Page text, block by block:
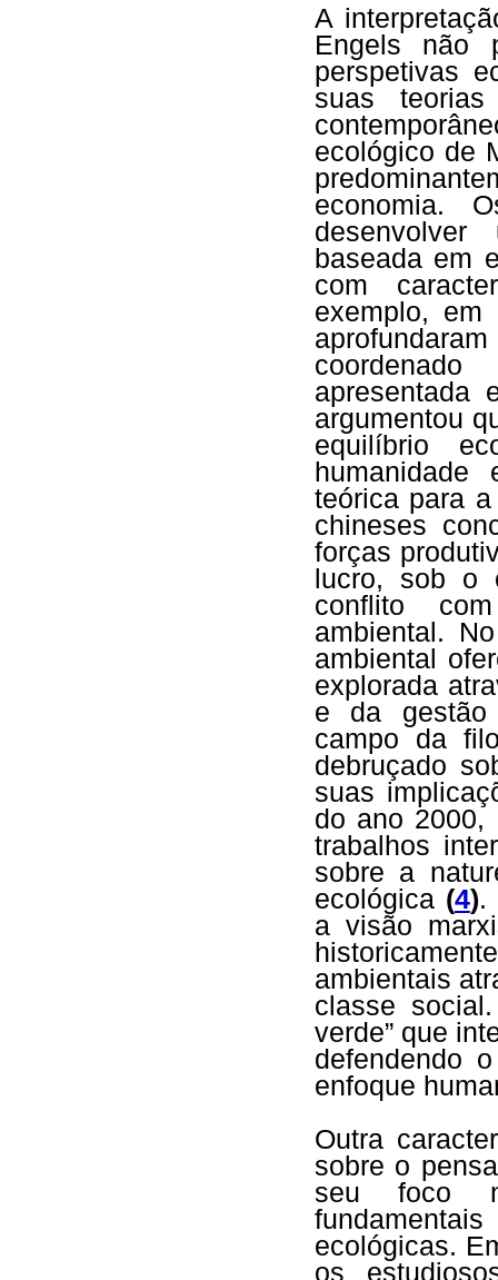
A
Engels não
perspetivas
suas
ecológico de
economia.
baseada em
com
exemplo, em
apresentada
argumentou
equilíbrio
teórica para
chineses
forças
lucro, sob o
conflito
ambiental.
ambiental
explorada
e da gestão
campo da
debruçado
suas
do ano 2000,
trabalhos
sobre a
ecológica (4).
a visão
ambientais
classe
verde” que
defendendo
enfoque
Outra
sobre o
seu foco
ecológicas.
os